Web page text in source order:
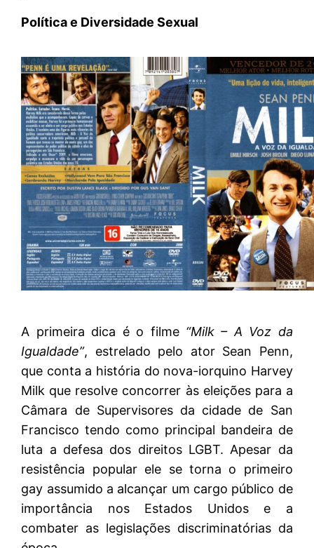
Política e Diversidade Sexual
A primeira dica é o filme “Milk – A Voz da
Igualdade”, estrelado pelo ator Sean Penn,
que conta a história do nova-iorquino Harvey
Milk que resolve concorrer às eleições para a
Câmara de Supervisores da cidade de San
Francisco tendo como principal bandeira de
luta a defesa dos direitos LGBT. Apesar da
resistência popular ele se torna o primeiro
gay assumido a alcançar um cargo público de
importância nos Estados Unidos e a
combater as legislações discriminatórias da